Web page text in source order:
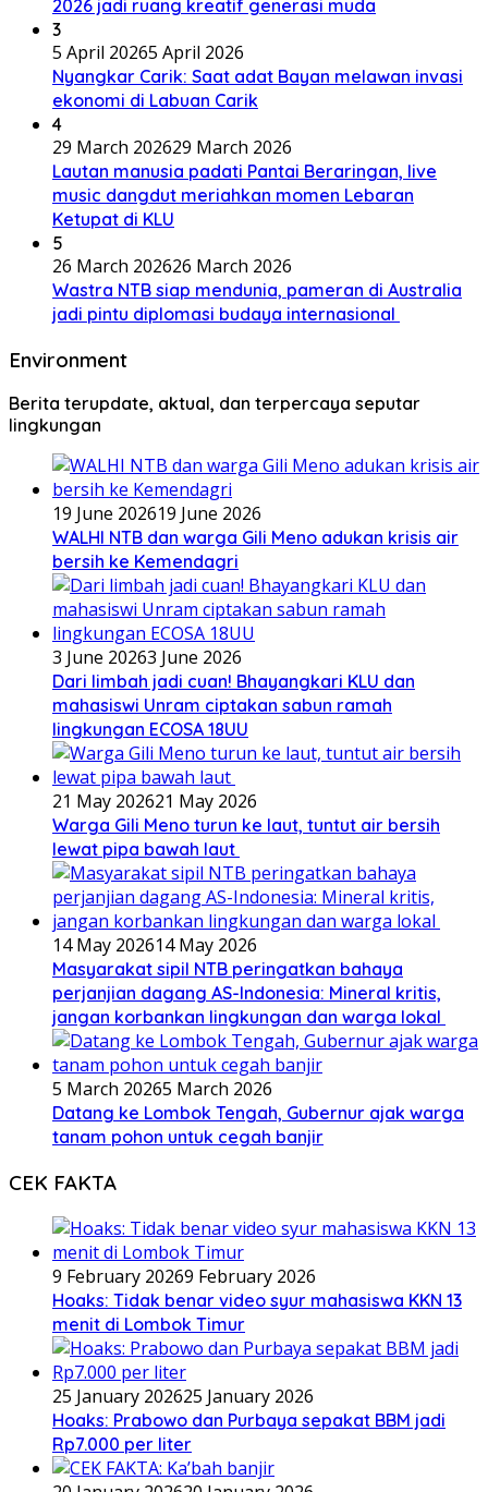
2026 jadi ruang kreatif generasi muda
3
5 April 20265 April 2026
Nyangkar Carik: Saat adat Bayan melawan invasi
ekonomi di Labuan Carik
4
29 March 202629 March 2026
Lautan manusia padati Pantai Beraringan, live
music dangdut meriahkan momen Lebaran
Ketupat di KLU
5
26 March 202626 March 2026
Wastra NTB siap mendunia, pameran di Australia
jadi pintu diplomasi budaya internasional
Environment
Berita terupdate, aktual, dan terpercaya seputar
lingkungan
19 June 202619 June 2026
WALHI NTB dan warga Gili Meno adukan krisis air
bersih ke Kemendagri
3 June 20263 June 2026
Dari limbah jadi cuan! Bhayangkari KLU dan
mahasiswi Unram ciptakan sabun ramah
lingkungan ECOSA 18UU
21 May 202621 May 2026
Warga Gili Meno turun ke laut, tuntut air bersih
lewat pipa bawah laut
14 May 202614 May 2026
Masyarakat sipil NTB peringatkan bahaya
perjanjian dagang AS-Indonesia: Mineral kritis,
jangan korbankan lingkungan dan warga lokal
5 March 20265 March 2026
Datang ke Lombok Tengah, Gubernur ajak warga
tanam pohon untuk cegah banjir
CEK FAKTA
9 February 20269 February 2026
Hoaks: Tidak benar video syur mahasiswa KKN 13
menit di Lombok Timur
25 January 202625 January 2026
Hoaks: Prabowo dan Purbaya sepakat BBM jadi
Rp7.000 per liter